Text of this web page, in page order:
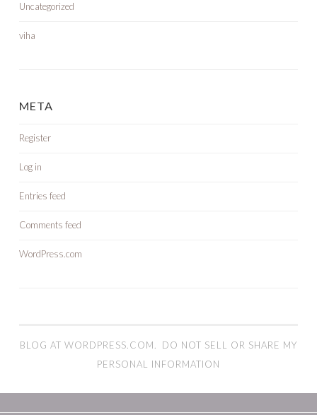
Uncategorized
viha
META
Register
Log in
Entries feed
Comments feed
WordPress.com
BLOG AT WORDPRESS.COM.
DO NOT SELL OR SHARE MY
PERSONAL INFORMATION